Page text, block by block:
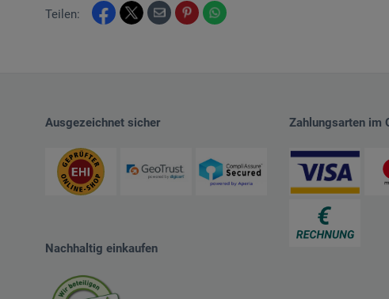
Teilen:
Ausgezeichnet sicher
Nachhaltig einkaufen
Zahlungsarten im